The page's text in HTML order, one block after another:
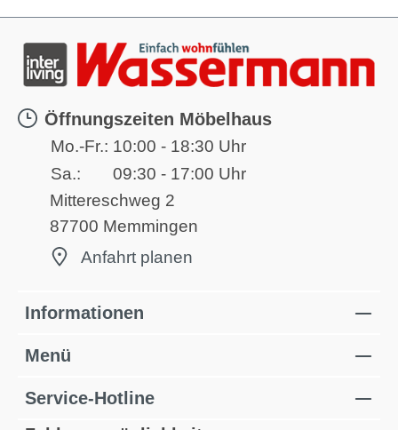
Öffnungszeiten Möbelhaus
Mo.-Fr.: 10:00 - 18:30 Uhr
Sa.:
09:30 - 17:00 Uhr
Mittereschweg 2
87700 Memmingen
Anfahrt planen
Informationen
Menü
Service-Hotline